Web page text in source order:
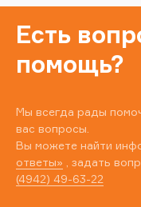
Есть
помощь?
Мы всегда рады
вас вопросы.
Вы можете найти
ответы» , задать
(4942) 49-63-22